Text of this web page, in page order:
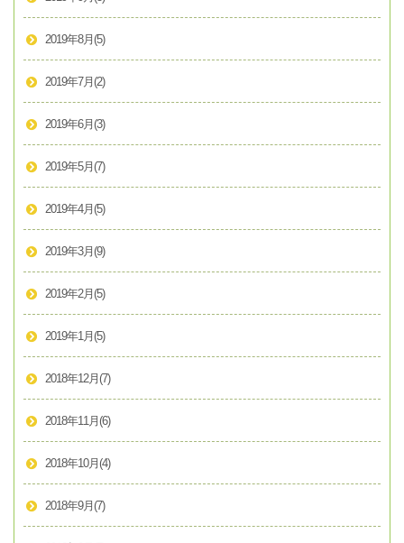
2019年8月 (5)
2019年7月 (2)
2019年6月 (3)
2019年5月 (7)
2019年4月 (5)
2019年3月 (9)
2019年2月 (5)
2019年1月 (5)
2018年12月 (7)
2018年11月 (6)
2018年10月 (4)
2018年9月 (7)